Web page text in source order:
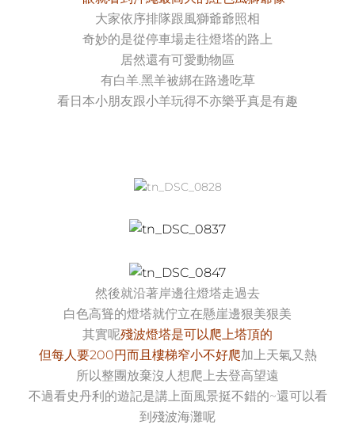
大家依序排隊跟風獅爺爺照相
奇妙的是從停車場走往燈塔的路上
居然還有可愛動物區
有白羊.黑羊被綁在路邊吃草
看日本小朋友跟小羊玩得不亦樂乎真是有趣
然後就沿著岸邊往燈塔走過去
白色高聳的燈塔就佇立在懸崖邊狠美狠美
其實呢殘波燈塔是可以爬上塔頂的
但每人要200円而且樓梯窄小不好爬加上天氣又熱
所以整團放棄沒人想爬上去登高望遠
不過看史丹利的遊記是講上面風景挺不錯的~還可以看
到殘波海灘呢